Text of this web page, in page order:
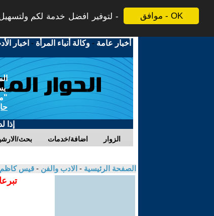
موافق - OK
لتوفير افضل خدمة لكم
أخبار عامة -وكالة أنباء المرأة - اخبار
إذا
بحث/ اضافة/خدمات الزوار
الصفحة الرئيسية - الادب والفن - قيس كاظم